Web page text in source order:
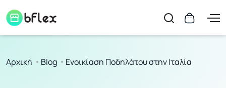
Αρχική Blog Ενοικίαση Ποδηλάτου στην Ιταλία